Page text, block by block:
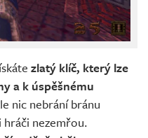
zlatý klíč, který lze
a k úspěšnému
nic nebrání bránu
nezemřou.